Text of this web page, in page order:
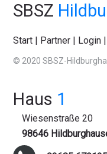
SBSZ
Start | Partner | Login |
© 2020 SBSZ-
Haus 1
Wiesenstraße 20
98646